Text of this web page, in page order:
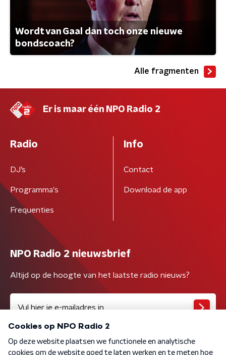
Wordt van Gaal dan toch onze nieuwe
bondscoach?
Alle fragmenten
Er is maar één NPO Radio 2
Radio
DJ’s
Programma's
Frequenties
Info
Contact
Download de app
NPO Radio 2 nieuwsbrief
Altijd op de hoogte van het laatste radio nieuws?